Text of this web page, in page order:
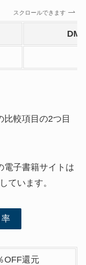
スクロールできます
比較項目の2つ目
電子書籍サイトは
ています。
OFF還元